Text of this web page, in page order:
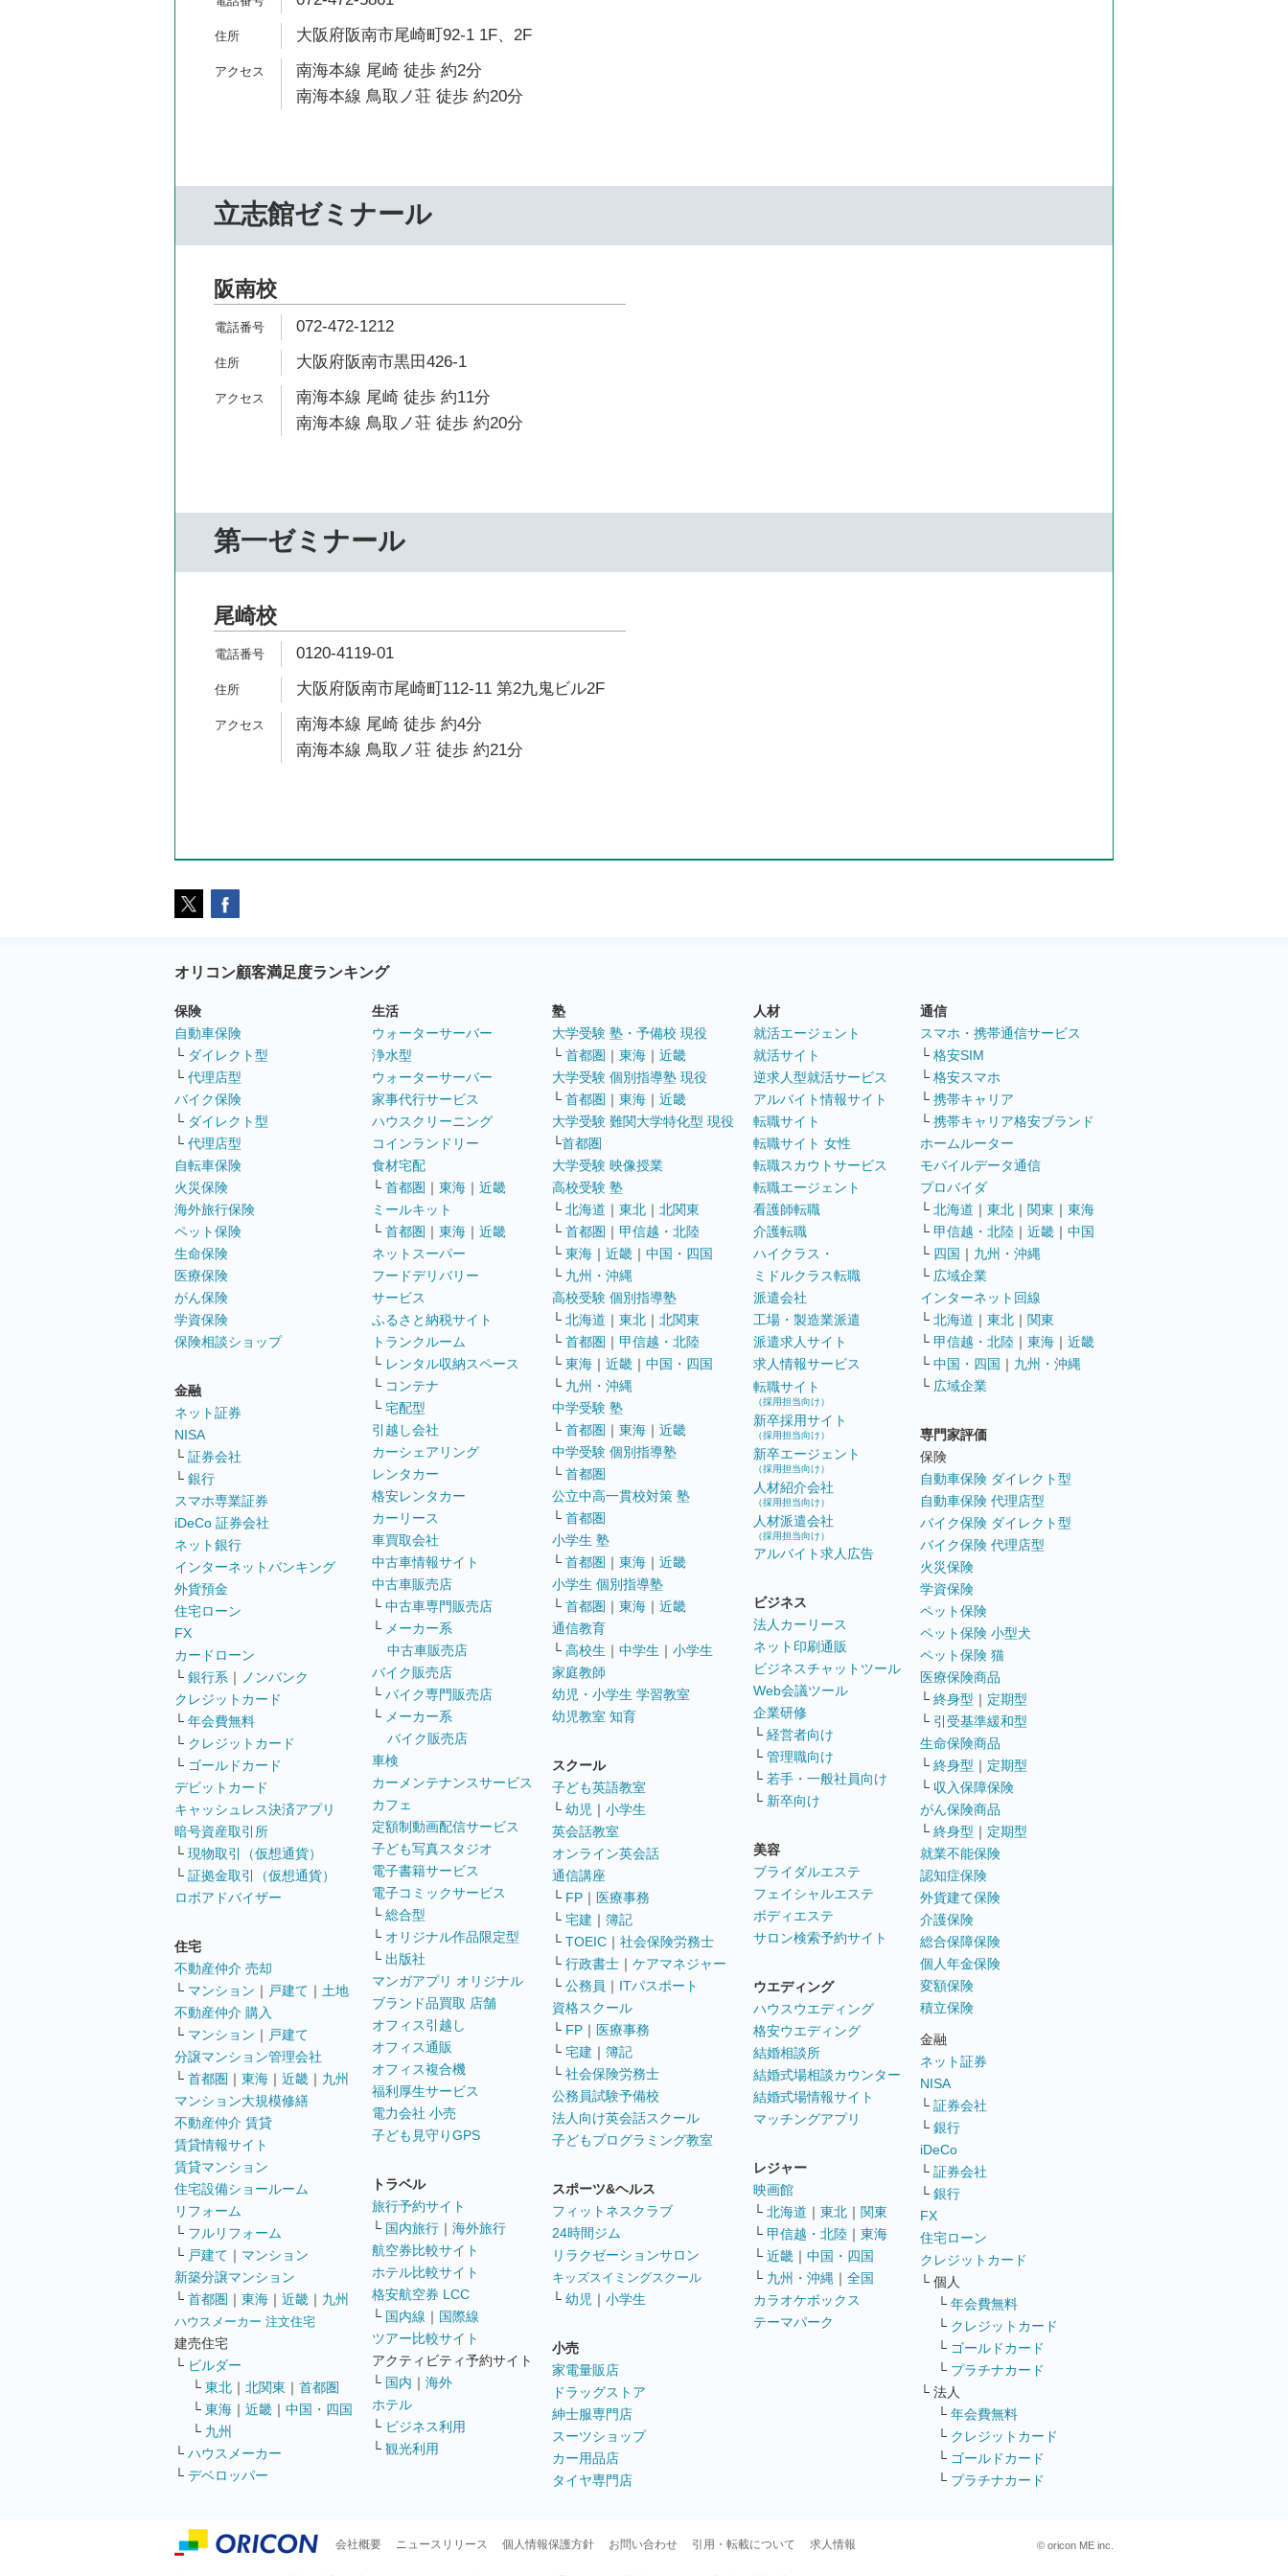
大阪府阪南市尾崎町92-1 1F、2F
南海本線 尾崎 徒歩 約2分
南海本線 鳥取ノ荘 徒歩 約20分
立志館ゼミナール
阪南校
072-472-1212
大阪府阪南市黒田426-1
南海本線 尾崎 徒歩 約11分
南海本線 鳥取ノ荘 徒歩 約20分
第一ゼミナール
尾崎校
0120-4119-01
大阪府阪南市尾崎町112-11 第2九鬼ビル2F
南海本線 尾崎 徒歩 約4分
南海本線 鳥取ノ荘 徒歩 約21分
オリコン顧客満足度ランキング
保険
自動車保険
└ ダイレクト型
└ 代理店型
バイク保険
└ ダイレクト型
└ 代理店型
自転車保険
火災保険
海外旅行保険
ペット保険
生命保険
医療保険
がん保険
学資保険
保険相談ショップ
金融
ネット証券
NISA
└ 証券会社
└ 銀行
スマホ専業証券
iDeCo 証券会社
ネット銀行
インターネットバンキング
外貨預金
住宅ローン
FX
カードローン
└ 銀行系 ｜
ノンバンク
クレジットカード
└ 年会費無料
└ クレジットカード
└ ゴールドカード
デビットカード
キャッシュレス決済アプリ
暗号資産取引所
└ 現物取引（仮想通貨）
└ 証拠金取引（仮想通貨）
ロボアドバイザー
住宅
不動産仲介 売却
└ マンション ｜ 戸建て ｜ 土地
不動産仲介 購入
└ マンション ｜ 戸建て
分譲マンション管理会社
└ 首都圏 ｜ 東海 ｜ 近畿 ｜ 九州
マンション大規模修繕
不動産仲介 賃貸
賃貸情報サイト
賃貸マンション
住宅設備ショールーム
リフォーム
└ フルリフォーム
└ 戸建て ｜ マンション
新築分譲マンション
└ 首都圏 ｜ 東海 ｜ 近畿 ｜ 九州
ハウスメーカー 注文住宅
建売住宅
└ ビルダー
└ 東北 ｜ 北関東 ｜ 首都圏
└ 東海 ｜ 近畿 ｜ 中国・四国
└ 九州
└ ハウスメーカー
└ デベロッパー
生活
ウォーターサーバー
浄水型
ウォーターサーバー
家事代行サービス
ハウスクリーニング
コインランドリー
食材宅配
└ 首都圏 ｜ 東海 ｜ 近畿
ミールキット
└ 首都圏 ｜ 東海 ｜ 近畿
ネットスーパー
フードデリバリー
サービス
ふるさと納税サイト
トランクルーム
└ レンタル収納スペース
└ コンテナ
└ 宅配型
引越し会社
カーシェアリング
レンタカー
格安レンタカー
カーリース
車買取会社
中古車情報サイト
中古車販売店
└ 中古車専門販売店
└ メーカー系
中古車販売店
バイク販売店
└ バイク専門販売店
└ メーカー系
バイク販売店
車検
カーメンテナンスサービス
カフェ
定額制動画配信サービス
子ども写真スタジオ
電子書籍サービス
電子コミックサービス
└ 総合型
└ オリジナル作品限定型
└ 出版社
マンガアプリ オリジナル
ブランド品買取 店舗
オフィス引越し
オフィス通販
オフィス複合機
福利厚生サービス
電力会社 小売
子ども見守りGPS
トラベル
旅行予約サイト
└ 国内旅行 ｜ 海外旅行
航空券比較サイト
ホテル比較サイト
格安航空券 LCC
└ 国内線 ｜ 国際線
ツアー比較サイト
アクティビティ予約サイト
└ 国内 ｜ 海外
ホテル
└ ビジネス利用
└ 観光利用
塾
大学受験 塾・予備校 現役
└ 首都圏 ｜ 東海 ｜ 近畿
大学受験 個別指導塾 現役
└ 首都圏 ｜ 東海 ｜ 近畿
大学受験 難関大学特化型 現役
└首都圏
大学受験 映像授業
高校受験 塾
└ 北海道 ｜ 東北 ｜ 北関東
└ 首都圏 ｜ 甲信越・北陸
└ 東海 ｜ 近畿 ｜ 中国・四国
└ 九州・沖縄
高校受験 個別指導塾
└ 北海道 ｜ 東北 ｜ 北関東
└ 首都圏 ｜ 甲信越・北陸
└ 東海 ｜ 近畿 ｜ 中国・四国
└ 九州・沖縄
中学受験 塾
└ 首都圏 ｜ 東海 ｜ 近畿
中学受験 個別指導塾
└ 首都圏
公立中高一貫校対策 塾
└ 首都圏
小学生 塾
└ 首都圏 ｜ 東海 ｜ 近畿
小学生 個別指導塾
└ 首都圏 ｜ 東海 ｜ 近畿
通信教育
└ 高校生 ｜ 中学生 ｜ 小学生
家庭教師
幼児・小学生 学習教室
幼児教室 知育
スクール
子ども英語教室
└ 幼児 ｜ 小学生
英会話教室
オンライン英会話
通信講座
└ FP ｜ 医療事務
└ 宅建 ｜ 簿記
└ TOEIC ｜ 社会保険労務士
└ 行政書士 ｜ ケアマネジャー
└ 公務員 ｜ ITパスポート
資格スクール
└ FP ｜ 医療事務
└ 宅建 ｜ 簿記
└ 社会保険労務士
公務員試験予備校
法人向け英会話スクール
子どもプログラミング教室
スポーツ&ヘルス
フィットネスクラブ
24時間ジム
リラクゼーションサロン
キッズスイミングスクール
└ 幼児 ｜ 小学生
小売
家電量販店
ドラッグストア
紳士服専門店
スーツショップ
カー用品店
タイヤ専門店
人材
就活エージェント
就活サイト
逆求人型就活サービス
アルバイト情報サイト
転職サイト
転職サイト 女性
転職スカウトサービス
転職エージェント
看護師転職
介護転職
ハイクラス・
ミドルクラス転職
派遣会社
工場・製造業派遣
派遣求人サイト
求人情報サービス
転職サイト
（採用担当向け）
新卒採用サイト
（採用担当向け）
新卒エージェント
（採用担当向け）
人材紹介会社
（採用担当向け）
人材派遣会社
（採用担当向け）
アルバイト求人広告
ビジネス
法人カーリース
ネット印刷通販
ビジネスチャットツール
Web会議ツール
企業研修
└ 経営者向け
└ 管理職向け
└ 若手・一般社員向け
└ 新卒向け
美容
ブライダルエステ
フェイシャルエステ
ボディエステ
サロン検索予約サイト
ウエディング
ハウスウエディング
格安ウエディング
結婚相談所
結婚式場相談カウンター
結婚式場情報サイト
マッチングアプリ
レジャー
映画館
└ 北海道 ｜ 東北 ｜ 関東
└ 甲信越・北陸 ｜ 東海
└ 近畿 ｜ 中国・四国
└ 九州・沖縄 ｜ 全国
カラオケボックス
テーマパーク
通信
スマホ・携帯通信サービス
└ 格安SIM
└ 格安スマホ
└ 携帯キャリア
└ 携帯キャリア格安ブランド
ホームルーター
モバイルデータ通信
プロバイダ
└ 北海道 ｜ 東北 ｜ 関東 ｜ 東海
└ 甲信越・北陸 ｜ 近畿 ｜ 中国
└ 四国 ｜ 九州・沖縄
└ 広域企業
インターネット回線
└ 北海道 ｜ 東北 ｜ 関東
└ 甲信越・北陸 ｜ 東海 ｜ 近畿
└ 中国・四国 ｜ 九州・沖縄
└ 広域企業
専門家評価
保険
自動車保険 ダイレクト型
自動車保険 代理店型
バイク保険 ダイレクト型
バイク保険 代理店型
火災保険
学資保険
ペット保険
ペット保険 小型犬
ペット保険 猫
医療保険商品
└ 終身型 ｜ 定期型
└ 引受基準緩和型
生命保険商品
└ 終身型 ｜ 定期型
└ 収入保障保険
がん保険商品
└ 終身型 ｜ 定期型
就業不能保険
認知症保険
外貨建て保険
介護保険
総合保障保険
個人年金保険
変額保険
積立保険
金融
ネット証券
NISA
└ 証券会社
└ 銀行
iDeCo
└ 証券会社
└ 銀行
FX
住宅ローン
クレジットカード
└ 個人
└ 年会費無料
└ クレジットカード
└ ゴールドカード
└ プラチナカード
└ 法人
└ 年会費無料
└ クレジットカード
└ ゴールドカード
└ プラチナカード
会社概要 ニュースリリース 個人情報保護方針 お問い合わせ 引用・転載について 求人情報 © oricon ME inc.